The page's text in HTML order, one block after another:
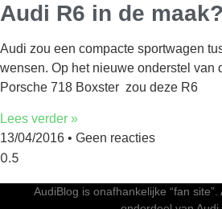
Audi R6 in de maak?
Audi zou een compacte sportwagen
wensen. Op het nieuwe onderstel van
Porsche 718 Boxster zou deze R6
Lees verder »
13/04/2016
Geen reacties
AudiBlog is onafhankelijke “fan